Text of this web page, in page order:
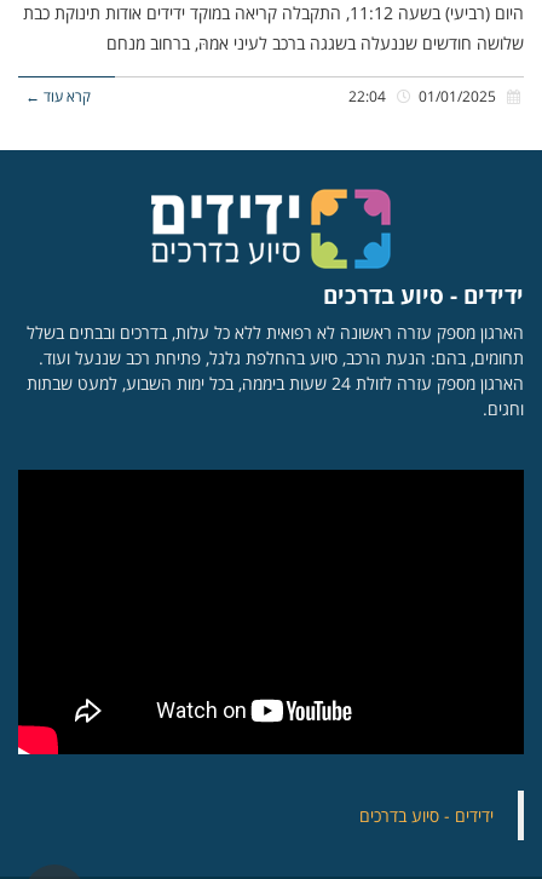
היום (רביעי) בשעה 11:12, התקבלה קריאה במוקד ידידים אודות תינוקת כבת
שלושה חודשים שננעלה בשגגה ברכב לעיני אמהּ, ברחוב מנחם
קרא עוד ←
ידידים - סיוע בדרכים
הארגון מספק עזרה ראשונה לא רפואית ללא כל עלות, בדרכים ובבתים בשלל
תחומים, בהם: הנעת הרכב, סיוע בהחלפת גלגל, פתיחת רכב שננעל ועוד.
הארגון מספק עזרה לזולת 24 שעות ביממה, בכל ימות השבוע, למעט שבתות
וחגים.
‏ידידים - סיוע בדרכים